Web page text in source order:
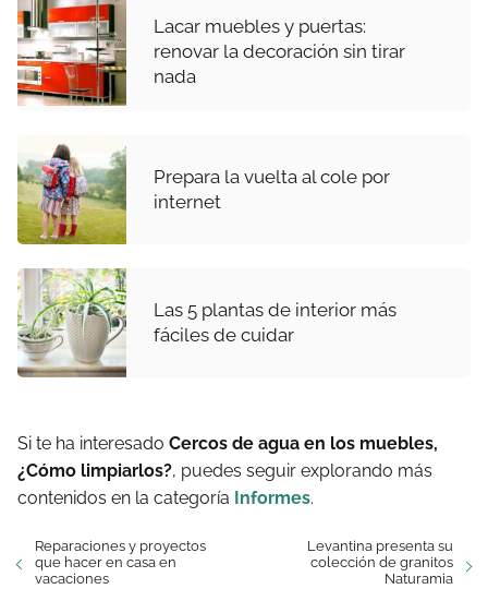
Lacar muebles y puertas:
renovar la decoración sin tirar
nada
Prepara la vuelta al cole por
internet
Las 5 plantas de interior más
fáciles de cuidar
Si te ha interesado Cercos de agua en los muebles,
¿Cómo limpiarlos?, puedes seguir explorando más
contenidos en la categoría Informes.
Reparaciones y proyectos
que hacer en casa en
vacaciones
Levantina presenta su
colección de granitos
Naturamia